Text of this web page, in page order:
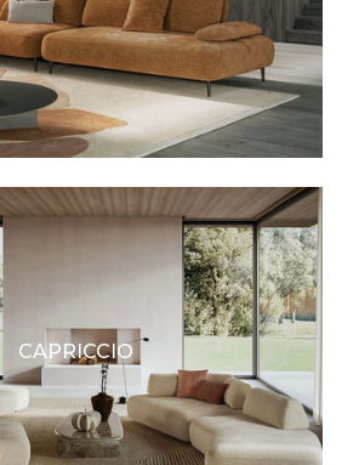
CAPRICCIO